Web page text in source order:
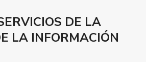
DE LA
LA INFORMACIÓN